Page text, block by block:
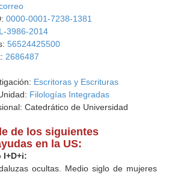
0000-0001-7238-1381
L-3986-2014
56524425500
2686487
Escritoras y Escrituras
Filologías Integradas
Catedrático de Universidad
de los siguientes
en la US:
I+D+i:
ocultas. Medio siglo de mujeres